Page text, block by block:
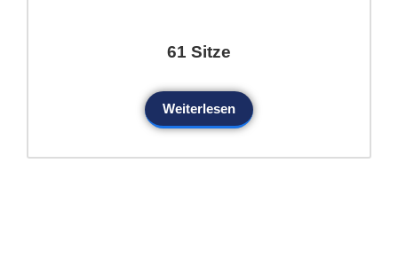
61 Sitze
Weiterlesen